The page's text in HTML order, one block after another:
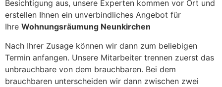
Besichtigung aus, unsere Experten kommen vor Ort und
erstellen Ihnen ein unverbindliches Angebot für
Ihre Wohnungsräumung Neunkirchen
Nach Ihrer Zusage können wir dann zum beliebigen
Termin anfangen. Unsere Mitarbeiter trennen zuerst das
unbrauchbare von dem brauchbaren. Bei dem
brauchbaren unterscheiden wir dann zwischen zwei